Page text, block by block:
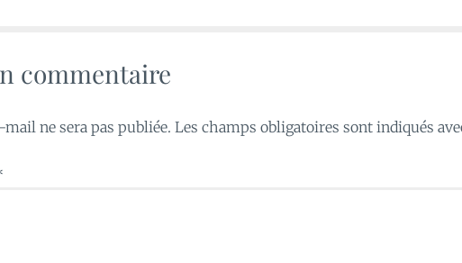
commentaire
mail ne sera pas publiée. Les champs obligatoires sont indiqués